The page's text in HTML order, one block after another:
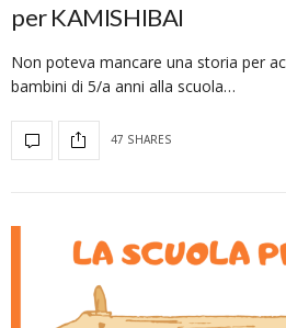
per KAMISHIBAI
Non poteva mancare una storia per
bambini di 5/a anni alla scuola…
47 SHARES